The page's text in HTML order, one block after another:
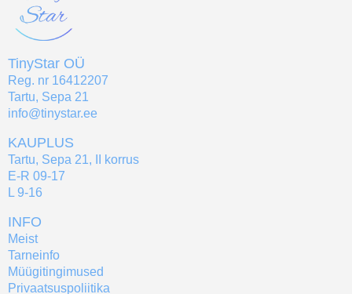
TinyStar OÜ
Reg. nr 16412207
Tartu, Sepa 21
info@tinystar.ee
KAUPLUS
Tartu, Sepa 21, II korrus
E-R 09-17
L 9-16
INFO
Meist
Tarneinfo
Müügitingimused
Privaatsuspoliitika